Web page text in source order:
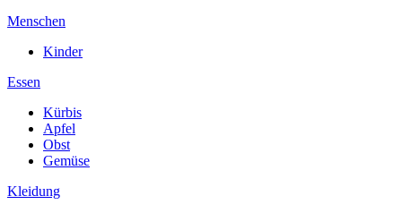
Menschen
Kinder
Essen
Kürbis
Apfel
Obst
Gemüse
Kleidung